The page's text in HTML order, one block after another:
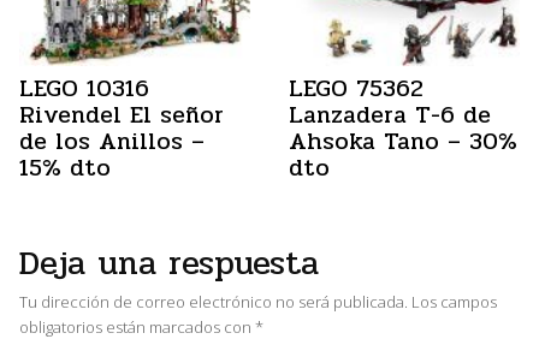
LEGO 10316
Rivendel El señor
de los Anillos –
15% dto
LEGO 75362
Lanzadera T-6 de
Ahsoka Tano – 30%
dto
Deja una respuesta
Tu dirección de correo electrónico no será publicada. Los campos
obligatorios están marcados con *